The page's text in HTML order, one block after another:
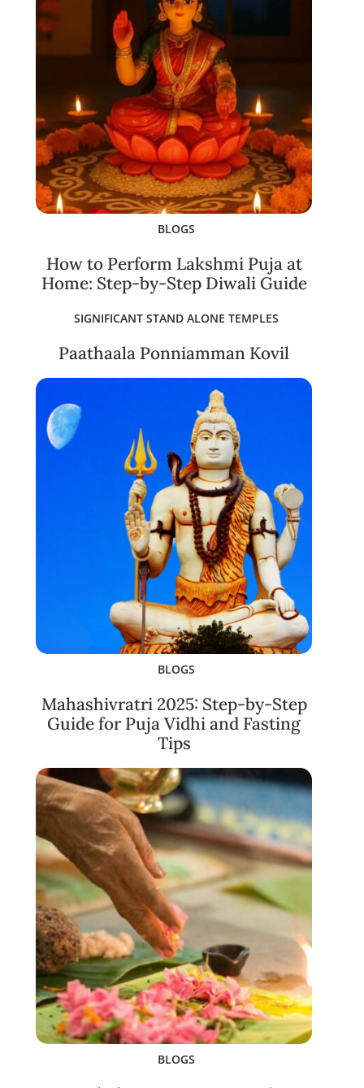
BLOGS
How to Perform Lakshmi Puja at
Home: Step-by-Step Diwali Guide
SIGNIFICANT STAND ALONE TEMPLES
Paathaala Ponniamman Kovil
BLOGS
Mahashivratri 2025: Step-by-Step
Guide for Puja Vidhi and Fasting
Tips
BLOGS